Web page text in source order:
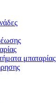
μπαταρίας